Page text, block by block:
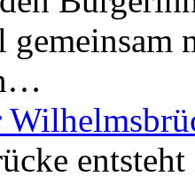
gemeinsam